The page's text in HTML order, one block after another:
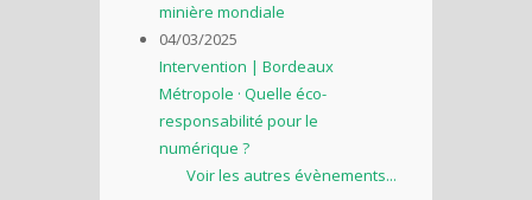
minière mondiale
04/03/2025
Intervention | Bordeaux
Métropole · Quelle éco-
responsabilité pour le
numérique ?
Voir les autres évènements...